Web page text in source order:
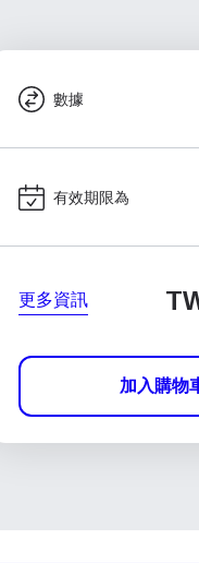
數據
有效期限為
更多資訊
加入購物